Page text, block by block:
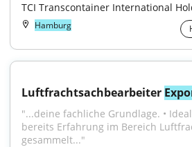
TCI Transcontainer International
Hamburg
Luftfrachtsachbearbeiter
"...deine fachliche Grundlage. •
bereits Erfahrung im Bereich
gesammelt..."